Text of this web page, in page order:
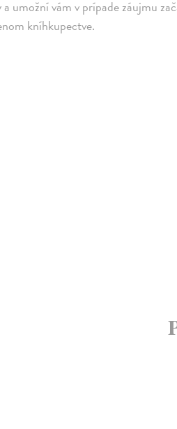
umožní vám v prípade záujmu
kníhkupectve.